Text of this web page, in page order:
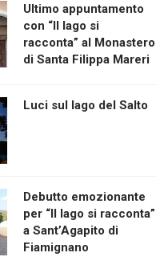
Ultimo appuntamento
con “Il lago si
racconta” al Monastero
di Santa Filippa Mareri
Luci sul lago del Salto
Debutto emozionante
per “Il lago si racconta”
a Sant’Agapito di
Fiamignano